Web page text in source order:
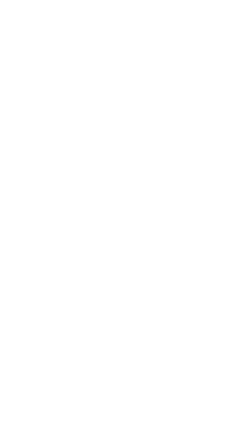
Curro Romero
edición de los
del Príncipe en